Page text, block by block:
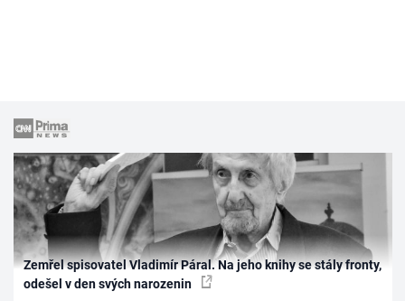
Zemřel spisovatel Vladimír Páral. Na jeho knihy se stály fronty,
odešel v den svých narozenin